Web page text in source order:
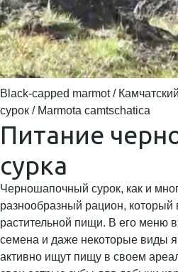
Black-capped marmot /
сурок / Marmota camtschatica
Питание
сурка
Черношапочный сурок, как и
разнообразный рацион, который
растительной пищи. В его меню
семена и даже некоторые виды
активно ищут пищу в своем